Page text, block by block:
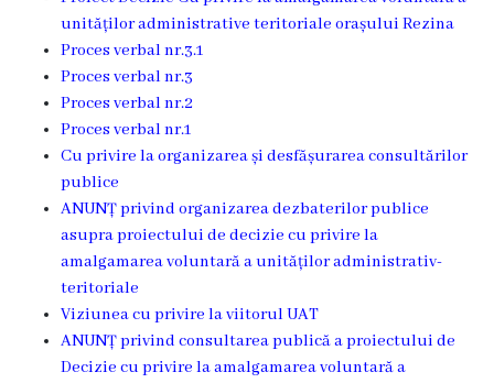
Î.M
,,
Piața
comercială
a
orașului
Rezina”
ONG-
uri
unităților administrative teritoriale orașului Rezina
Proces verbal nr.3.1
Proces verbal nr.3
Proces verbal nr.2
Proces verbal nr.1
Cu privire la organizarea și desfășurarea consultărilor
publice
ANUNȚ privind organizarea dezbaterilor publice
asupra proiectului de decizie cu privire la
amalgamarea voluntară a unităților administrativ-
teritoriale
Viziunea cu privire la viitorul UAT
ANUNȚ privind consultarea publică a proiectului de
Decizie cu privire la amalgamarea voluntară a